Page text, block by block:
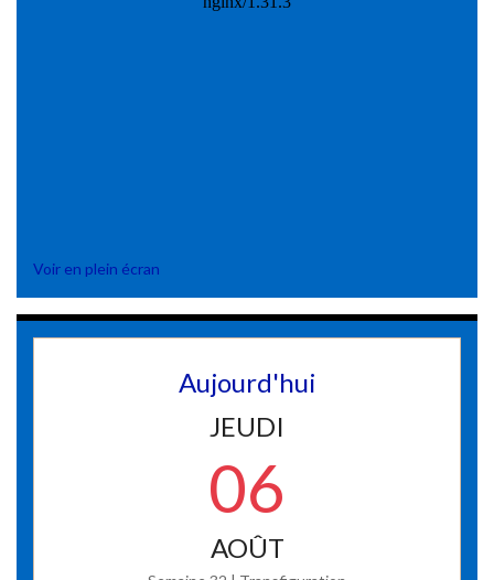
Voir en plein écran
Aujourd'hui
JEUDI
06
AOÛT